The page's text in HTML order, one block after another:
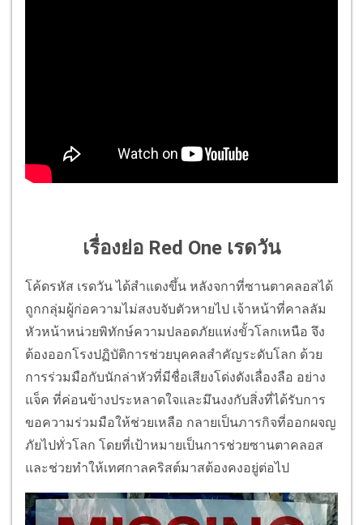
เรื่องย่อ Red One เรดวัน
โค้ดรหัส เรดวัน ได้สำแดงขึ้น หลังจกาที่ซานตาคลอสได้
ถูกกลุ่มผู้ก่อความไม่สงบจับตัวหายไป เจ้าหน้าที่คาลลัม
หัวหน้าหน่วยพิทักษ์ความปลอดภัยแห่งขั้วโลกเหนือ จึง
ต้องออกโรงปฏิบัติการช่วยบุคคลสำคัญระดับโลก ด้วย
การร่วมมือกับนักล่าหัวที่มีชื่อเสียงโด่งดังเลื่องลือ อย่าง
แจ็ค ที่ค่อนข้างประหลาดใจและมึนงงกับสิ่งที่ได้รับการ
ขอความร่วมมือให้ช่วยเหลือ กลายเป็นภารกิจที่ออกผจญ
ภัยไปทั่วโลก โดยที่เป้าหมายเป็นการช่วยซานตาคลอส
และช่วยทำให้เทศกาลคริสต์มาสต้องคงอยู่ต่อไป